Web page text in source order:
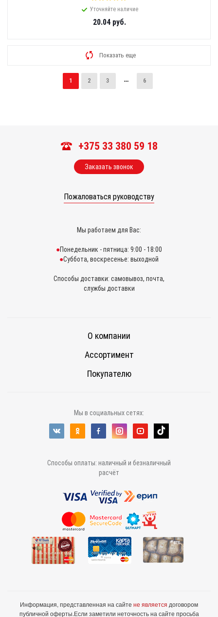
Уточняйте наличие
20.04руб.
Показать еще
1 2 3 6
+375 33 380 59 18
Заказать звонок
Пожаловаться руководству
Мы работаем для Вас:
Понедельник - пятница: 9:00 - 18:00
Суббота, воскресенье: выходной
Способы доставки: самовывоз, почта,
службы доставки
О компании
Ассортимент
Покупателю
Мы в социальных сетях:
Способы оплаты: наличный и безналичный
расчёт
Информация, представленная на сайте не является договором
публичной оферты.Если заметили неточность на сайте просьба